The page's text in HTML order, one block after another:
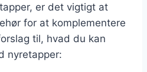
er det vigtigt at
for at komplementere
til, hvad du kan
nyretapper: